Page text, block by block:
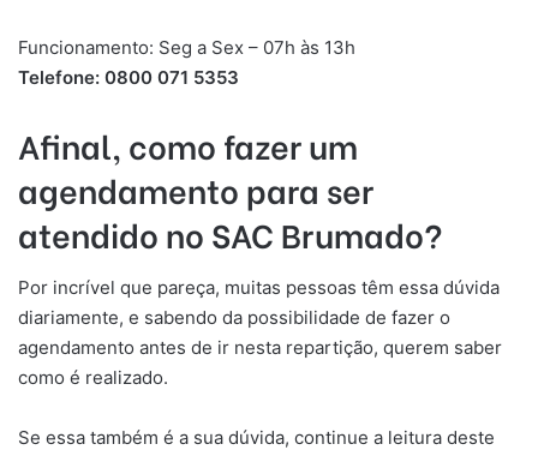
Funcionamento: Seg a Sex – 07h às 13h
Telefone: 0800 071 5353
Afinal, como fazer um
agendamento para ser
atendido no SAC Brumado?
Por incrível que pareça, muitas pessoas têm essa dúvida
diariamente, e sabendo da possibilidade de fazer o
agendamento antes de ir nesta repartição, querem saber
como é realizado.
Se essa também é a sua dúvida, continue a leitura deste